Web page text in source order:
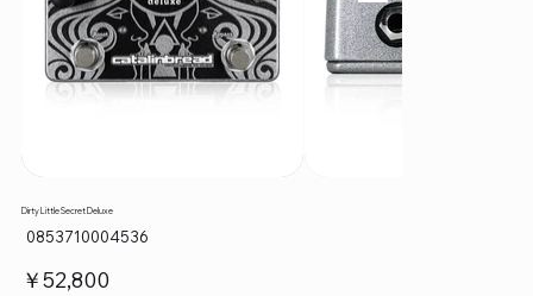
Dirty Little Secret Deluxe
SKU：
0853710004536
価
格
￥52,800